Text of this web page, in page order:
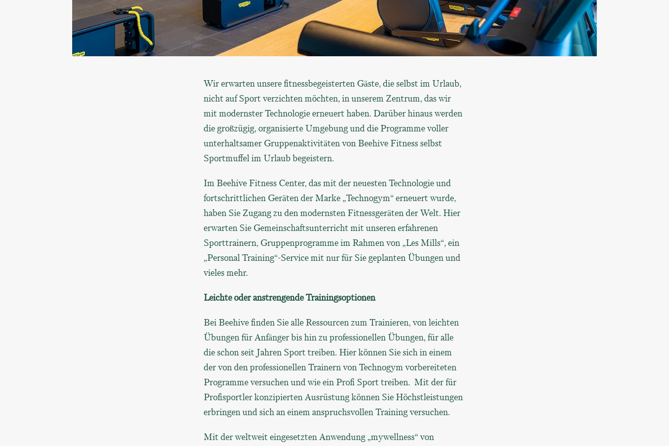
Wir erwarten unsere fitnessbegeisterten Gäste, die selbst im Urlaub,
nicht auf Sport verzichten möchten, in unserem Zentrum, das wir
mit modernster Technologie erneuert haben. Darüber hinaus werden
die großzügig, organisierte Umgebung und die Programme voller
unterhaltsamer Gruppenaktivitäten von Beehive Fitness selbst
Sportmuffel im Urlaub begeistern.
Im Beehive Fitness Center, das mit der neuesten Technologie und
fortschrittlichen Geräten der Marke „Technogym“ erneuert wurde,
haben Sie Zugang zu den modernsten Fitnessgeräten der Welt. Hier
erwarten Sie Gemeinschaftsunterricht mit unseren erfahrenen
Sporttrainern, Gruppenprogramme im Rahmen von „Les Mills“, ein
„Personal Training“-Service mit nur für Sie geplanten Übungen und
vieles mehr.
Leichte oder anstrengende Trainingsoptionen
Bei Beehive finden Sie alle Ressourcen zum Trainieren, von leichten
Übungen für Anfänger bis hin zu professionellen Übungen, für alle
die schon seit Jahren Sport treiben. Hier können Sie sich in einem
der von den professionellen Trainern von Technogym vorbereiteten
Programme versuchen und wie ein Profi Sport treiben. Mit der für
Profisportler konzipierten Ausrüstung können Sie Höchstleistungen
erbringen und sich an einem anspruchsvollen Training versuchen.
Mit der weltweit eingesetzten Anwendung „mywellness“ von